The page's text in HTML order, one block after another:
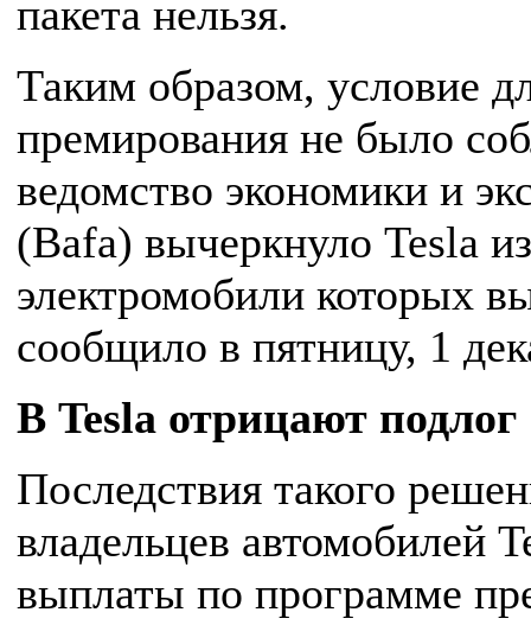
пакета нельзя.
Таким образом, условие
премирования не было
ведомство экономики и
(Bafa) вычеркнуло Tesla
электромобили которых
сообщило в пятницу, 1
В Tesla отрицают подлог
Последствия такого
владельцев автомобилей
выплаты по программе